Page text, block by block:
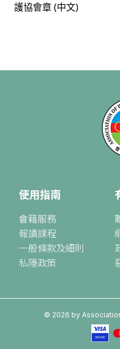
護協會章 (中文)
使用指南
會籍服務
報讀課程
一般條款及細則
私隱政策
© 2026 by